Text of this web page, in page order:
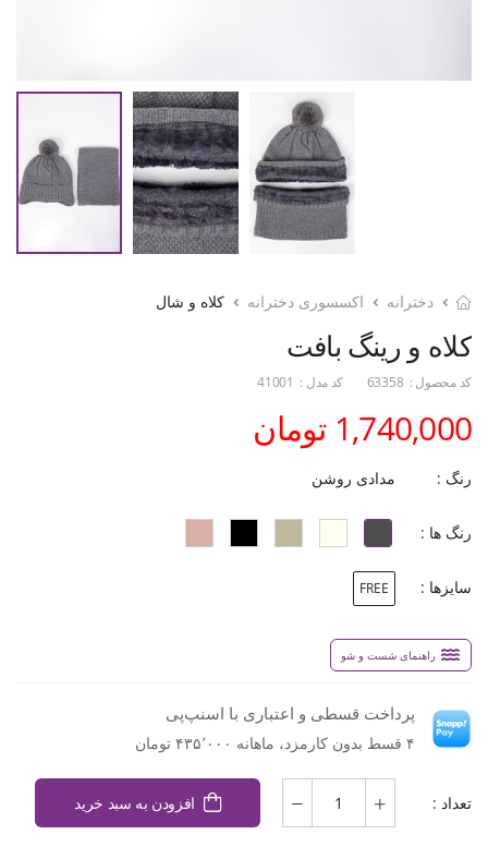
دخترانه اکسسوری دخترانه کلاه و شال
کلاه و رینگ بافت
کد محصول : 63358 کد مدل : 41001
1,740,000 تومان
رنگ : مدادی روشن
رنگ ها :
سایزها : FREE
راهنمای شست و شو
پرداخت قسطی و اعتباری با اسنپ‌پی
۴ قسط بدون کارمزد، ماهانه ۴۳۵٬۰۰۰ تومان
تعداد : افزودن به سبد خرید